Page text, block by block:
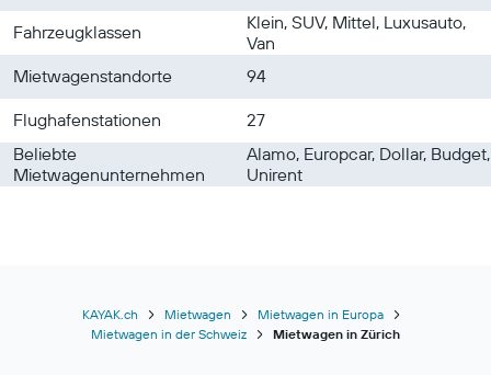
Fahrzeugklassen
Klein, SUV, Mittel, Luxusauto,
Van
Mietwagenstandorte
94
Flughafenstationen
27
Beliebte
Mietwagenunternehmen
Alamo, Europcar, Dollar, Budget,
Unirent
KAYAK.ch Mietwagen
Mietwagen in Europa
Mietwagen in der Schweiz
Mietwagen in Zürich